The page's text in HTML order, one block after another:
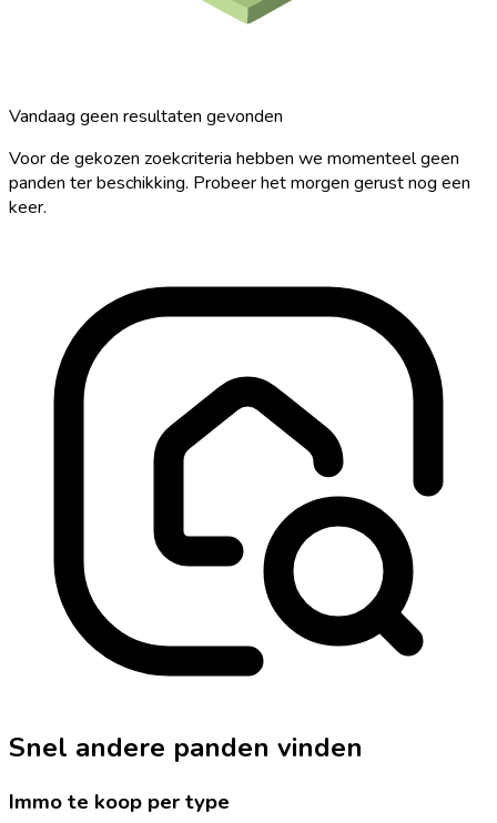
Vandaag geen resultaten gevonden
Voor de gekozen zoekcriteria hebben we momenteel geen
panden ter beschikking. Probeer het morgen gerust nog een
keer.
Snel andere panden vinden
Immo te koop per type